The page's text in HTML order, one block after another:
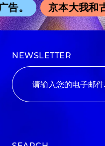
京本大我和古川琴
NEWSLETTER